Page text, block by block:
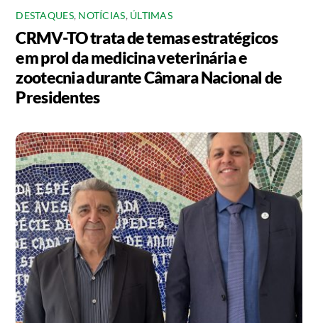
DESTAQUES, NOTÍCIAS, ÚLTIMAS
CRMV-TO trata de temas estratégicos
em prol da medicina veterinária e
zootecnia durante Câmara Nacional de
Presidentes